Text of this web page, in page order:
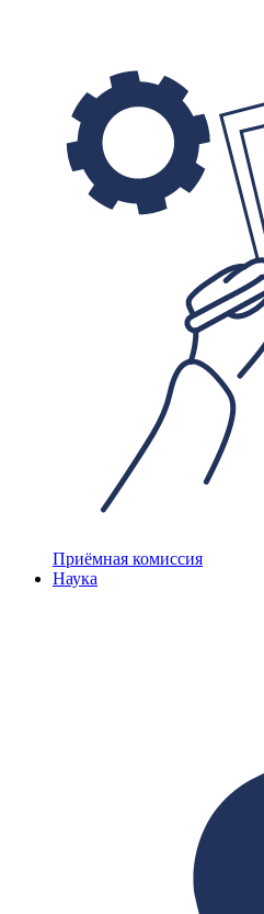
Приёмная комиссия
Наука